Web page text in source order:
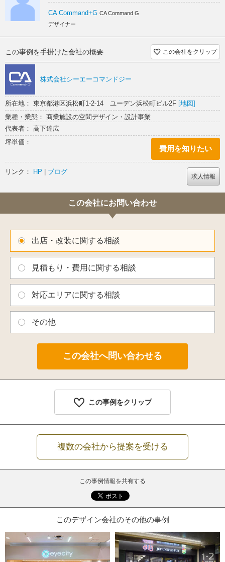
CA Command+G CA Command G
デザイナー
この事例を手掛けた会社の概要 この会社をクリップ
株式会社シーエーコマンドジー
所在地： 東京都港区浜松町1-2-14 ユーデン浜松町ビル2F [地図]
業種・業態： 商業施設の空間デザイン・設計事業
代表者： 高下達広
坪単価：
費用を知りたい
リンク： HP | ブログ
求人情報
この会社にお問い合わせ
出店・改装に関する相談
見積もり・費用に関する相談
対応エリアに関する相談
その他
この事例をクリップ
複数の会社から提案を受ける
この事例情報を共有する
このデザイン会社のその他の事例